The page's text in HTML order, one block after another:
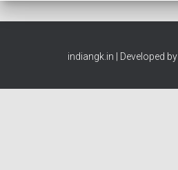
indiangk.in | Developed by